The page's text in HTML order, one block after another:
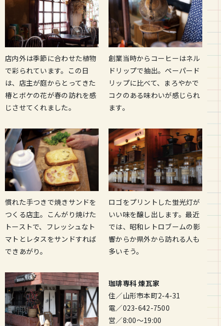
店内外は季節に合わせた植物
で彩られています。この日
は、店主が庭からとってきた
椿とボケの花が春の訪れを感
じさせてくれました。
創業当時からコーヒーはネル
ドリップで抽出。ペーパード
リップに比べて、まろやかで
コクのある味わいが感じられ
ます。
慣れた手つきで焼きサンドを
つくる店主。こんがり焼けた
トーストで、フレッシュなト
マトとレタスをサンドすれば
できあがり。
ロゴをプリントした蛍光灯が
いい味を醸し出します。最近
では、昭和レトロブームの影
響からか県外から訪れる人も
多いそう。
珈琲専科 煉瓦家
住／山形市本町2-4-31
電／023-642-7500
営／8:00〜19:00